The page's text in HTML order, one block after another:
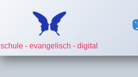
schule - evangelisch - digital